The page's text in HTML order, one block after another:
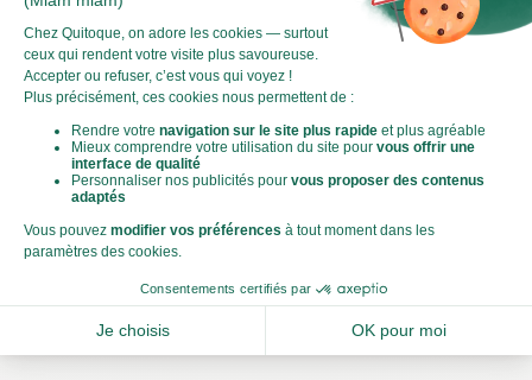
Le Score Carbone
Qu’est-ce que le score carbone ?
C'est un logo qui vous permet de visualiser l’empreinte
carbone de chaque plat et de faire des choix plus éclairés et
toujours aussi gourmands. Plus d'informationsici